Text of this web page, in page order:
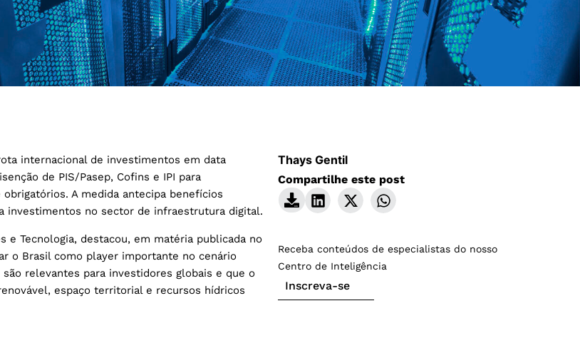
internacional de investimentos em data
de PIS/Pasep, Cofins e IPI para
A medida antecipa benefícios
investimentos no sector de infraestrutura digital.
e Tecnologia, destacou, em matéria publicada no
o Brasil como player importante no cenário
relevantes para investidores globais e que o
espaço territorial e recursos hídricos
Thays Gentil
Compartilhe este post
Receba conteúdos de especialistas do nosso
Centro de Inteligência
Inscreva-se